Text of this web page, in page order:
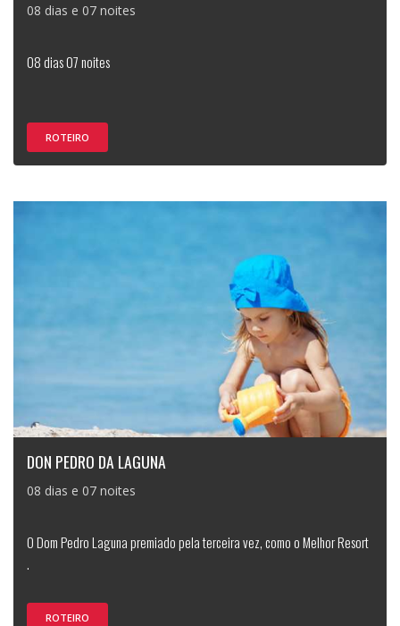
08 dias e 07 noites
08 dias 07 noites
ROTEIRO
DON PEDRO DA LAGUNA
08 dias e 07 noites
O Dom Pedro Laguna premiado pela terceira vez, como o Melhor Resort
.
ROTEIRO